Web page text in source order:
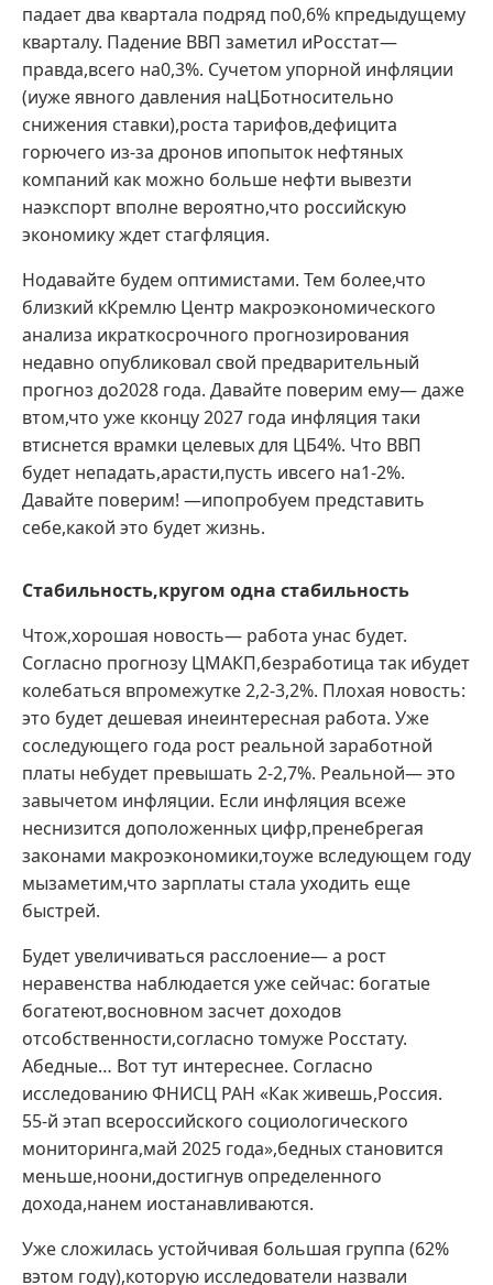
падает два квартала подряд по0,6% кпредыдущему
кварталу. Падение ВВП заметил иРосстат—
правда,всего на0,3%. Сучетом упорной инфляции
(иуже явного давления наЦБотносительно
снижения ставки),роста тарифов,дефицита
горючего из-за дронов ипопыток нефтяных
компаний как можно больше нефти вывезти
наэкспорт вполне вероятно,что российскую
экономику ждет стагфляция.
Нодавайте будем оптимистами. Тем более,что
близкий кКремлю Центр макроэкономического
анализа икраткосрочного прогнозирования
недавно опубликовал свой предварительный
прогноз до2028 года. Давайте поверим ему— даже
втом,что уже кконцу 2027 года инфляция таки
втиснется врамки целевых для ЦБ4%. Что ВВП
будет непадать,арасти,пусть ивсего на1-2%.
Давайте поверим! —ипопробуем представить
себе,какой это будет жизнь.
Стабильность,кругом одна стабильность
Чтож,хорошая новость— работа унас будет.
Согласно прогнозу ЦМАКП,безработица так ибудет
колебаться впромежутке 2,2-3,2%. Плохая новость:
это будет дешевая инеинтересная работа. Уже
соследующего года рост реальной заработной
платы небудет превышать 2-2,7%. Реальной— это
завычетом инфляции. Если инфляция всеже
неснизится доположенных цифр,пренебрегая
законами макроэкономики,тоуже вследующем году
мызаметим,что зарплаты стала уходить еще
быстрей.
Будет увеличиваться расслоение— а рост
неравенства наблюдается уже сейчас: богатые
богатеют,восновном засчет доходов
отсобственности,согласно томуже Росстату.
Абедные… Вот тут интереснее. Согласно
исследованию ФНИСЦ РАН «Как живешь,Россия.
55-й этап всероссийского социологического
мониторинга,май 2025 года»,бедных становится
меньше,ноони,достигнув определенного
дохода,нанем иостанавливаются.
Уже сложилась устойчивая большая группа (62%
вэтом году),которую исследователи назвали